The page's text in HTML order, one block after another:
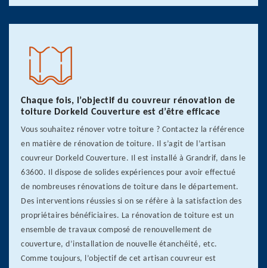
Chaque fois, l’objectif du couvreur rénovation de
toiture Dorkeld Couverture est d’être efficace
Vous souhaitez rénover votre toiture ? Contactez la référence
en matière de rénovation de toiture. Il s’agit de l’artisan
couvreur Dorkeld Couverture. Il est installé à Grandrif, dans le
63600. Il dispose de solides expériences pour avoir effectué
de nombreuses rénovations de toiture dans le département.
Des interventions réussies si on se réfère à la satisfaction des
propriétaires bénéficiaires. La rénovation de toiture est un
ensemble de travaux composé de renouvellement de
couverture, d’installation de nouvelle étanchéité, etc.
Comme toujours, l’objectif de cet artisan couvreur est